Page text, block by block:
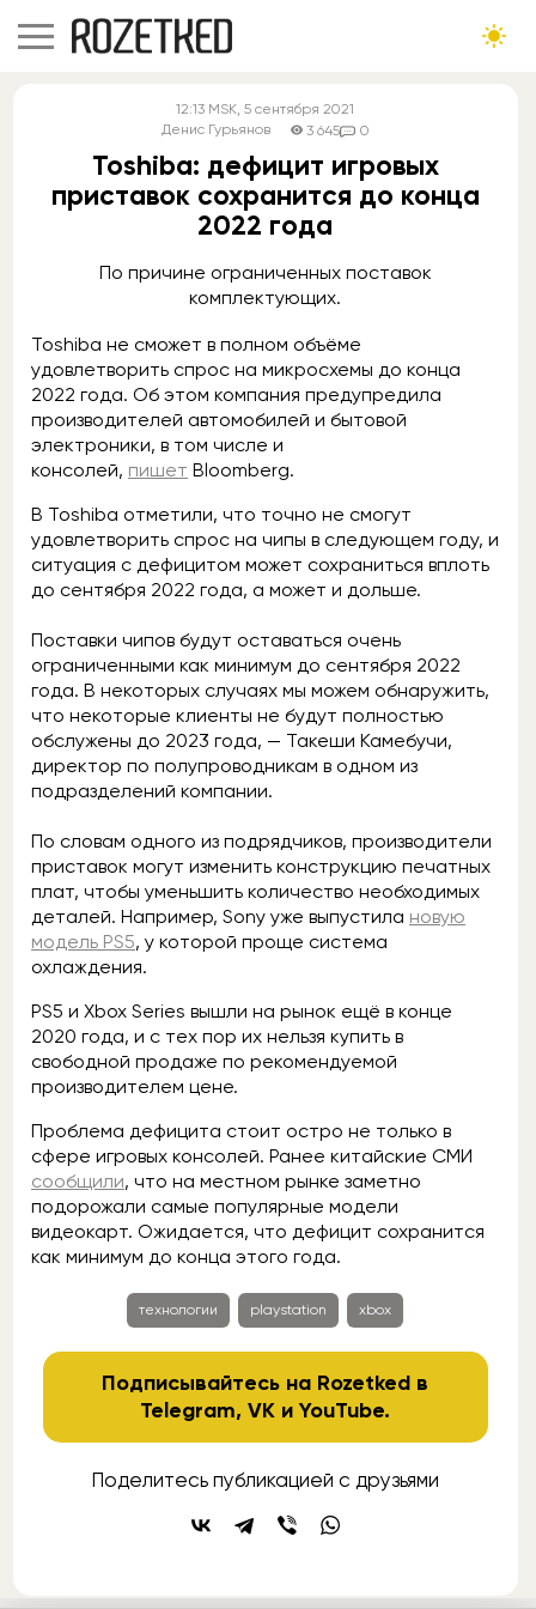
12:13 MSK, 5 сентября 2021
Денис Гурьянов
3 645 0
Toshiba: дефицит игровых
приставок сохранится до конца
2022 года
По причине ограниченных поставок
комплектующих.
Toshiba не сможет в полном объёме
удовлетворить спрос на микросхемы до конца
2022 года. Об этом компания предупредила
производителей автомобилей и бытовой
электроники, в том числе и
консолей, пишет Bloomberg.
В Toshiba отметили, что точно не смогут
удовлетворить спрос на чипы в следующем году, и
ситуация с дефицитом может сохраниться вплоть
до сентября 2022 года, а может и дольше.
Поставки чипов будут оставаться очень
ограниченными как минимум до сентября 2022
года. В некоторых случаях мы можем обнаружить,
что некоторые клиенты не будут полностью
обслужены до 2023 года, — Такеши Камебучи,
директор по полупроводникам в одном из
подразделений компании.
По словам одного из подрядчиков, производители
приставок могут изменить конструкцию печатных
плат, чтобы уменьшить количество необходимых
деталей. Например, Sony уже выпустила новую
модель PS5, у которой проще система
охлаждения.
PS5 и Xbox Series вышли на рынок ещё в конце
2020 года, и с тех пор их нельзя купить в
свободной продаже по рекомендуемой
производителем цене.
Проблема дефицита стоит остро не только в
сфере игровых консолей. Ранее китайские СМИ
сообщили, что на местном рынке заметно
подорожали самые популярные модели
видеокарт. Ожидается, что дефицит сохранится
как минимум до конца этого года.
технологии playstation xbox
Подписывайтесь на Rozetked в
Telegram,VK иYouTube.
Поделитесь публикацией с друзьями